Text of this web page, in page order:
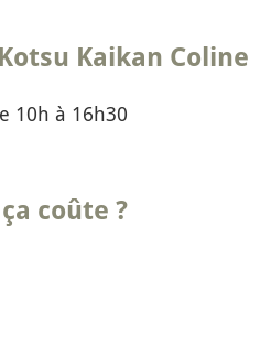
Kaikan Coline
10h à 16h30
coûte ?